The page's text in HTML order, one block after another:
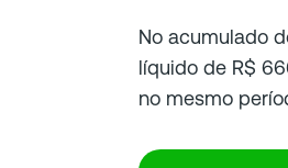
No acumulado
líquido de R$
no mesmo